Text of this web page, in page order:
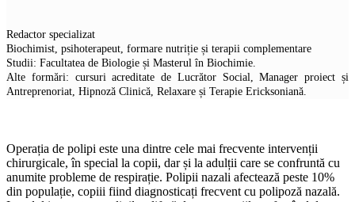
Redactor specializat
Biochimist, psihoterapeut, formare nutriție și terapii complementare
Studii: Facultatea de Biologie și Masterul în Biochimie.
Alte formări: cursuri acreditate de Lucrător Social, Manager proiect și
Antreprenoriat, Hipnoză Clinică, Relaxare și Terapie Ericksoniană.
Operația de polipi este una dintre cele mai frecvente intervenții
chirurgicale, în special la copii, dar și la adulții care se confruntă cu
anumite probleme de respirație. Polipii nazali afectează peste 10%
din populație, copiii fiind diagnosticați frecvent cu polipoză nazală.